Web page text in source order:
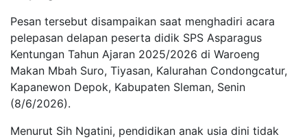
Pesan tersebut disampaikan saat menghadiri acara
pelepasan delapan peserta didik SPS Asparagus
Kentungan Tahun Ajaran 2025/2026 di Waroeng
Makan Mbah Suro, Tiyasan, Kalurahan Condongcatur,
Kapanewon Depok, Kabupaten Sleman, Senin
(8/6/2026).
Menurut Sih Ngatini, pendidikan anak usia dini tidak